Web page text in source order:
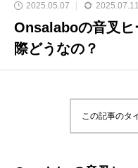
2025.05.07 2025.07.11
Onsalaboの音叉ヒ
際どうなの？
この記事のタ